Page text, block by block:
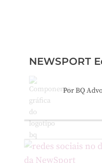
NEWSPORT
PorBQ